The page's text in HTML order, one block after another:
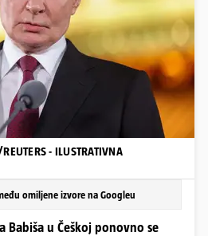
- ILUSTRATIVNA
omiljene izvore na Googleu
Babiša u Češkoj ponovno se